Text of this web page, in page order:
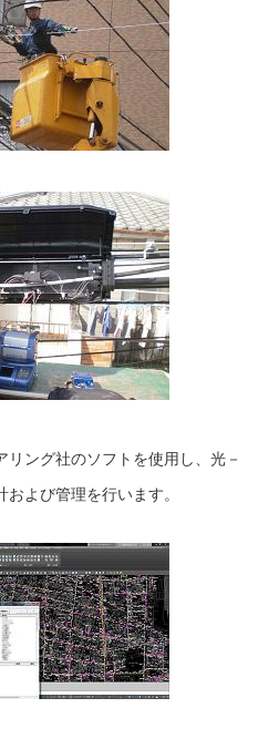
リング社のソフトを使用し、光－
よび管理を行います。